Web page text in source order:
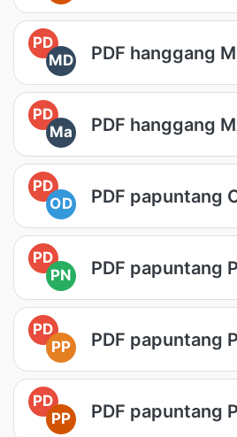
PD
MD
PDF hanggang
PD
Ma
PDF hanggang
PD
OD
PDF papuntang
PD
PN
PDF papuntang
PD
PP
PDF papuntang
PD
PP
PDF papuntang